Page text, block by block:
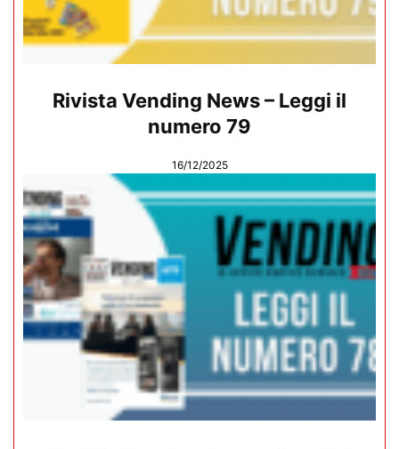
Rivista Vending News – Leggi il
numero 79
16/12/2025